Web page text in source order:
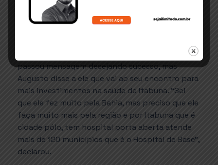
respectivamente.
O secretário de Saúde da Bahia, Fábio Vilas-Boas
passou mensagem desejando sucesso, mas
Augusto disse a ele que vai ao seu encontro para
mais investimentos na saúde de Itabuna. “Sei
que ele fez muito pela Bahia, mas preciso que ele
faça muito mais pela região e por Itabuna que é
cidade pólo, tem hospital porta aberta atende
mais de 120 municípios que é o Hospital de Base”,
declarou.